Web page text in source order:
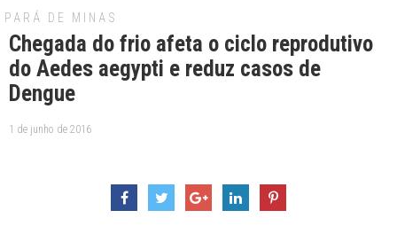
PARÁ DE MINAS
Chegada do frio afeta o ciclo reprodutivo
do Aedes aegypti e reduz casos de
Dengue
1 de junho de 2016